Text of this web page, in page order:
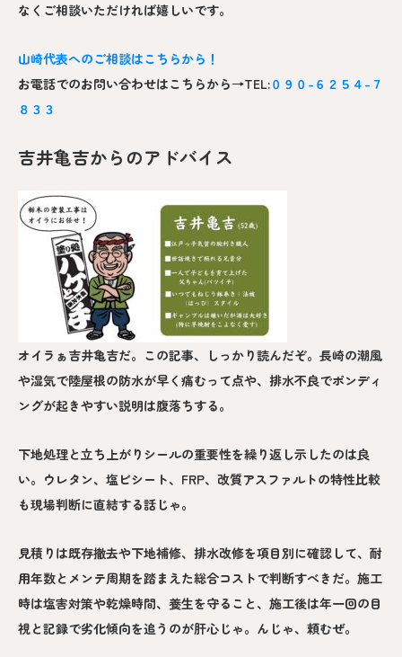
なくご相談いただければ嬉しいです。
山崎代表へのご相談はこちらから！
お電話でのお問い合わせはこちらから→TEL:０９０-６２５４-７
８３３
吉井亀吉からのアドバイス
オイラぁ吉井亀吉だ。この記事、しっかり読んだぞ。長崎の潮風
や湿気で陸屋根の防水が早く痛むって点や、排水不良でポンディ
ングが起きやすい説明は腹落ちする。
下地処理と立ち上がりシールの重要性を繰り返し示したのは良
い。ウレタン、塩ビシート、FRP、改質アスファルトの特性比較
も現場判断に直結する話じゃ。
見積りは既存撤去や下地補修、排水改修を項目別に確認して、耐
用年数とメンテ周期を踏まえた総合コストで判断すべきだ。施工
時は塩害対策や乾燥時間、養生を守ること、施工後は年一回の目
視と記録で劣化傾向を追うのが肝心じゃ。んじゃ、頼むぜ。